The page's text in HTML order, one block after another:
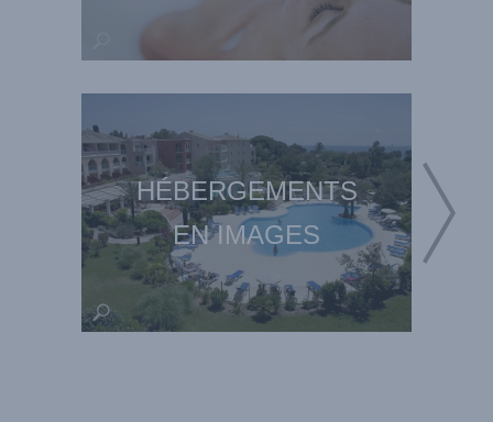
HÉBERGEMENTS
EN IMAGES